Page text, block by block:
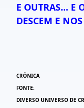
E OUTRAS... E
DESCEM E
CRÔNICA
FONTE:
DIVERSO UNIVERSO DE